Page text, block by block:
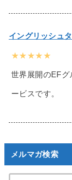
イングリッシュ
★★★★★
世界展開のEFグ
ービスです。
メルマガ検索